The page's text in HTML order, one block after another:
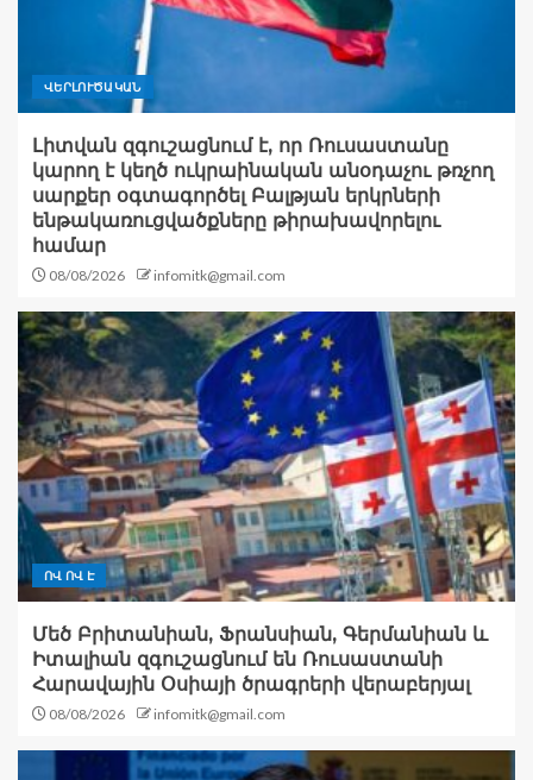
ՎԵՐԼՈՒԾԱԿԱՆ
Լիտվան զգուշացնում է, որ Ռուսաստանը
կարող է կեղծ ուկրաինական անօդաչու թռչող
սարքեր օգտագործել Բալթյան երկրների
ենթակառուցվածքները թիրախավորելու
համար
08/08/2026 infomitk@gmail.com
ՈՎ ՈՎ Է
Մեծ Բրիտանիան, Ֆրանսիան, Գերմանիան և
Իտալիան զգուշացնում են Ռուսաստանի
Հարավային Օսիայի ծրագրերի վերաբերյալ
08/08/2026 infomitk@gmail.com